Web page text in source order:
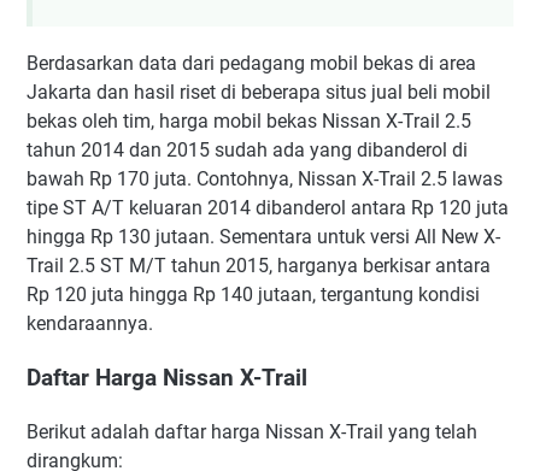
Berdasarkan data dari pedagang mobil bekas di area
Jakarta dan hasil riset di beberapa situs jual beli mobil
bekas oleh tim, harga mobil bekas Nissan X-Trail 2.5
tahun 2014 dan 2015 sudah ada yang dibanderol di
bawah Rp 170 juta. Contohnya, Nissan X-Trail 2.5 lawas
tipe ST A/T keluaran 2014 dibanderol antara Rp 120 juta
hingga Rp 130 jutaan. Sementara untuk versi All New X-
Trail 2.5 ST M/T tahun 2015, harganya berkisar antara
Rp 120 juta hingga Rp 140 jutaan, tergantung kondisi
kendaraannya.
Daftar Harga Nissan X-Trail
Berikut adalah daftar harga Nissan X-Trail yang telah
dirangkum: